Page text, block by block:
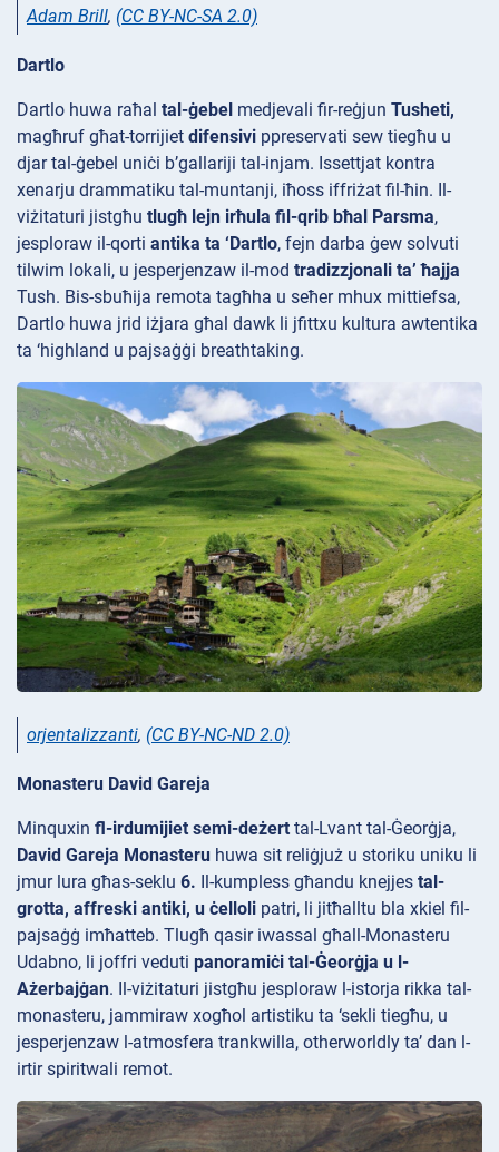
Adam Brill, (CC BY-NC-SA 2.0)
Dartlo
Dartlo huwa raħal tal-ġebel medjevali fir-reġjun Tusheti,
magħruf għat-torrijiet difensivi ppreservati sew tiegħu u
djar tal-ġebel uniċi b’gallariji tal-injam. Issettjat kontra
xenarju drammatiku tal-muntanji, iħoss iffriżat fil-ħin. Il-
viżitaturi jistgħu tlugħ lejn irħula fil-qrib bħal Parsma,
jesploraw il-qorti antika ta ‘Dartlo, fejn darba ġew solvuti
tilwim lokali, u jesperjenzaw il-mod tradizzjonali ta’ ħajja
Tush. Bis-sbuħija remota tagħha u seħer mhux mittiefsa,
Dartlo huwa jrid iżjara għal dawk li jfittxu kultura awtentika
ta ‘highland u pajsaġġi breathtaking.
orjentalizzanti, (CC BY-NC-ND 2.0)
Monasteru David Gareja
Minquxin fl-irdumijiet semi-deżert tal-Lvant tal-Ġeorġja,
David Gareja Monasteru huwa sit reliġjuż u storiku uniku li
jmur lura għas-seklu 6. Il-kumpless għandu knejjes tal-
grotta, affreski antiki, u ċelloli patri, li jitħalltu bla xkiel fil-
pajsaġġ imħatteb. Tlugħ qasir iwassal għall-Monasteru
Udabno, li joffri veduti panoramiċi tal-Ġeorġja u l-
Ażerbajġan. Il-viżitaturi jistgħu jesploraw l-istorja rikka tal-
monasteru, jammiraw xogħol artistiku ta ‘sekli tiegħu, u
jesperjenzaw l-atmosfera trankwilla, otherworldly ta’ dan l-
irtir spiritwali remot.